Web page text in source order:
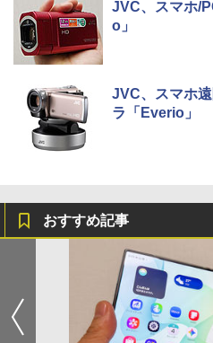
JVC、スマホ/
o」
JVC、スマホ
ラ「Everio」
おすすめ記事